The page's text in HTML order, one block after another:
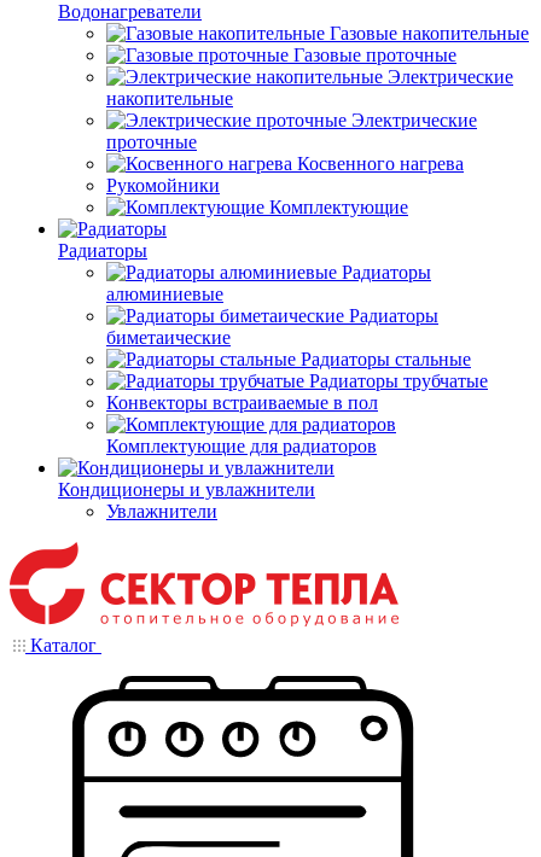
Водонагреватели
Газовые накопительные
Газовые проточные
Электрические
накопительные
Электрические
проточные
Косвенного нагрева
Рукомойники
Комплектующие
Радиаторы
Радиаторы
алюминиевые
Радиаторы
биметаические
Радиаторы стальные
Радиаторы трубчатые
Конвекторы встраиваемые в пол
Комплектующие для радиаторов
Кондиционеры и увлажнители
Увлажнители
Каталог